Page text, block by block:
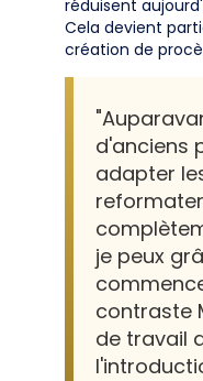
réduisent
Cela devient
création de
d'anciens
adapter
je peux
contraste
de travail